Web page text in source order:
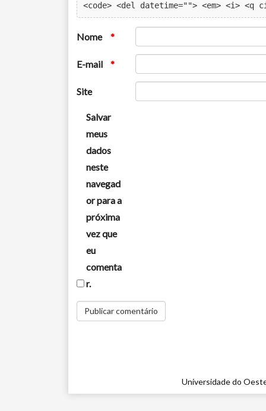
<code> <del datetime=""> <em> <i>
Nome *
E-mail *
Site
Salvar
meus
dados
neste
navegad
or para a
próxima
vez que
eu
comenta
r.
Universidade do